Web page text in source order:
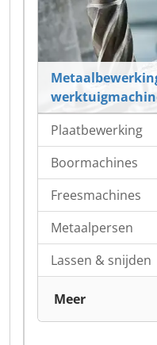
Plaatbewerking
Boormachines
Freesmachines
Metaalpersen
Lassen & snijden
Meer